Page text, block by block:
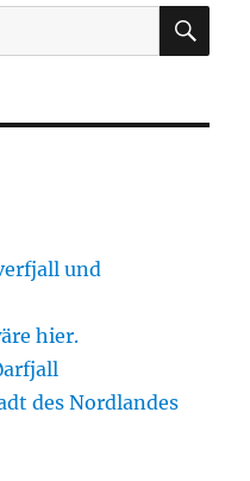
große
Europas
und
hier.
des Nordlandes